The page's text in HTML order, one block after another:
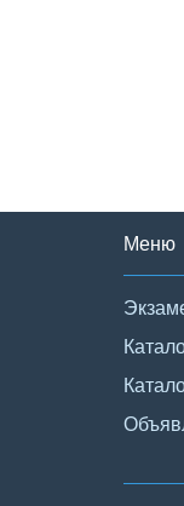
Меню